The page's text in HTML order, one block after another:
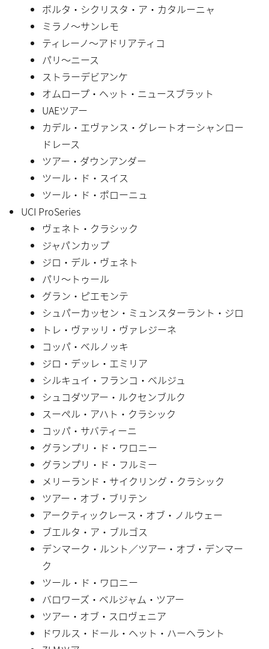
ボルタ・シクリスタ・ア・カタルーニャ
ミラノ〜サンレモ
ティレーノ〜アドリアティコ
パリ〜ニース
ストラーデビアンケ
オムロープ・ヘット・ニュースブラット
UAEツアー
カデル・エヴァンス・グレートオーシャンロー
ドレース
ツアー・ダウンアンダー
ツール・ド・スイス
ツール・ド・ポローニュ
UCI ProSeries
ヴェネト・クラシック
ジャパンカップ
ジロ・デル・ヴェネト
パリ〜トゥール
グラン・ピエモンテ
シュパーカッセン・ミュンスターラント・ジロ
トレ・ヴァッリ・ヴァレジーネ
コッパ・ベルノッキ
ジロ・デッレ・エミリア
シルキュイ・フランコ・ベルジュ
シュコダツアー・ルクセンブルク
スーペル・アハト・クラシック
コッパ・サバティーニ
グランプリ・ド・ワロニー
グランプリ・ド・フルミー
メリーランド・サイクリング・クラシック
ツアー・オブ・ブリテン
アークティックレース・オブ・ノルウェー
ブエルタ・ア・ブルゴス
デンマーク・ルント／ツアー・オブ・デンマー
ク
ツール・ド・ワロニー
バロワーズ・ベルジャム・ツアー
ツアー・オブ・スロヴェニア
ドワルス・ドール・ヘット・ハーヘラント